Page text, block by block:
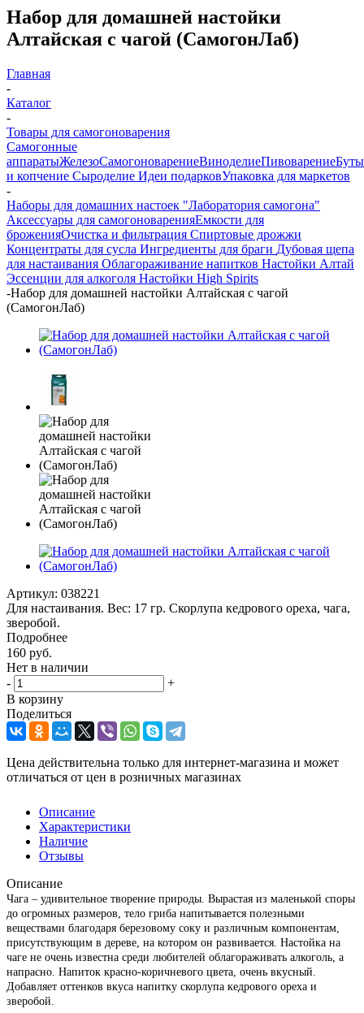
Набор для домашней настойки
Алтайская с чагой (СамогонЛаб)
Главная
-
Каталог
-
Товары для самогоноварения
Самогонные
аппаратыЖелезоСамогоноварениеВиноделиеПивоварение
и копчение Сыроделие Идеи подарковУпаковка для маркетов
-
Наборы для домашних настоек "Лаборатория самогона"
Аксессуары для самогоноваренияЕмкости для
броженияОчистка и фильтрация Спиртовые дрожжи
Концентраты для сусла Ингредиенты для браги Дубовая щепа
для настаивания Облагораживание напитков Настойки Алтай
Эссенции для алкоголя Настойки High Spirits
-Набор для домашней настойки Алтайская с чагой
(СамогонЛаб)
Артикул: 038221
Для настаивания. Вес: 17 гр. Скорлупа кедрового ореха, чага,
зверобой.
Подробнее
160 руб.
Нет в наличии
-
+
В корзину
Поделиться
Цена действительна только для интернет-магазина и может
отличаться от цен в розничных магазинах
Описание
Характеристики
Наличие
Отзывы
Описание
Чага – удивительное творение природы. Вырастая из маленькой споры
до огромных размеров, тело гриба напитывается полезными
веществами благодаря березовому соку и различным компонентам,
присутствующим в дереве, на котором он развивается. Настойка на
чаге не очень известна среди любителей облагораживать алкоголь, а
напрасно. Напиток красно-коричневого цвета, очень вкусный.
Добавляет оттенков вкуса напитку скорлупа кедрового ореха и
зверобой.